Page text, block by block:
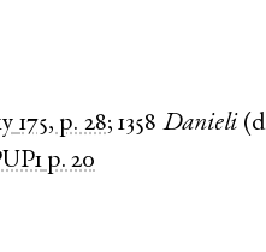
175, p. 28;1358 Danieli (
p. 20